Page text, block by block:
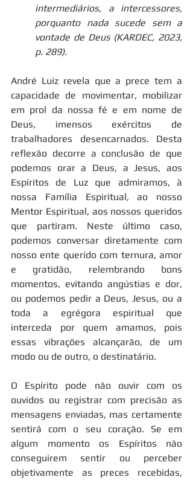
intermediários, a intercessores,
porquanto nada sucede sem a
vontade de Deus (KARDEC, 2023,
p. 289).
André Luiz revela que a prece tem a
capacidade de movimentar, mobilizar
em prol da nossa fé e em nome de
Deus, imensos exércitos de
trabalhadores desencarnados. Desta
reflexão decorre a conclusão de que
podemos orar a Deus, a Jesus, aos
Espíritos de Luz que admiramos, à
nossa Família Espiritual, ao nosso
Mentor Espiritual, aos nossos queridos
que partiram. Neste último caso,
podemos conversar diretamente com
nosso ente querido com ternura, amor
e gratidão, relembrando bons
momentos, evitando angústias e dor,
ou podemos pedir a Deus, Jesus, ou a
toda a egrégora espiritual que
interceda por quem amamos, pois
essas vibrações alcançarão, de um
modo ou de outro, o destinatário.
O Espírito pode não ouvir com os
ouvidos ou registrar com precisão as
mensagens enviadas, mas certamente
sentirá com o seu coração. Se em
algum momento os Espíritos não
conseguirem sentir ou perceber
objetivamente as preces recebidas,